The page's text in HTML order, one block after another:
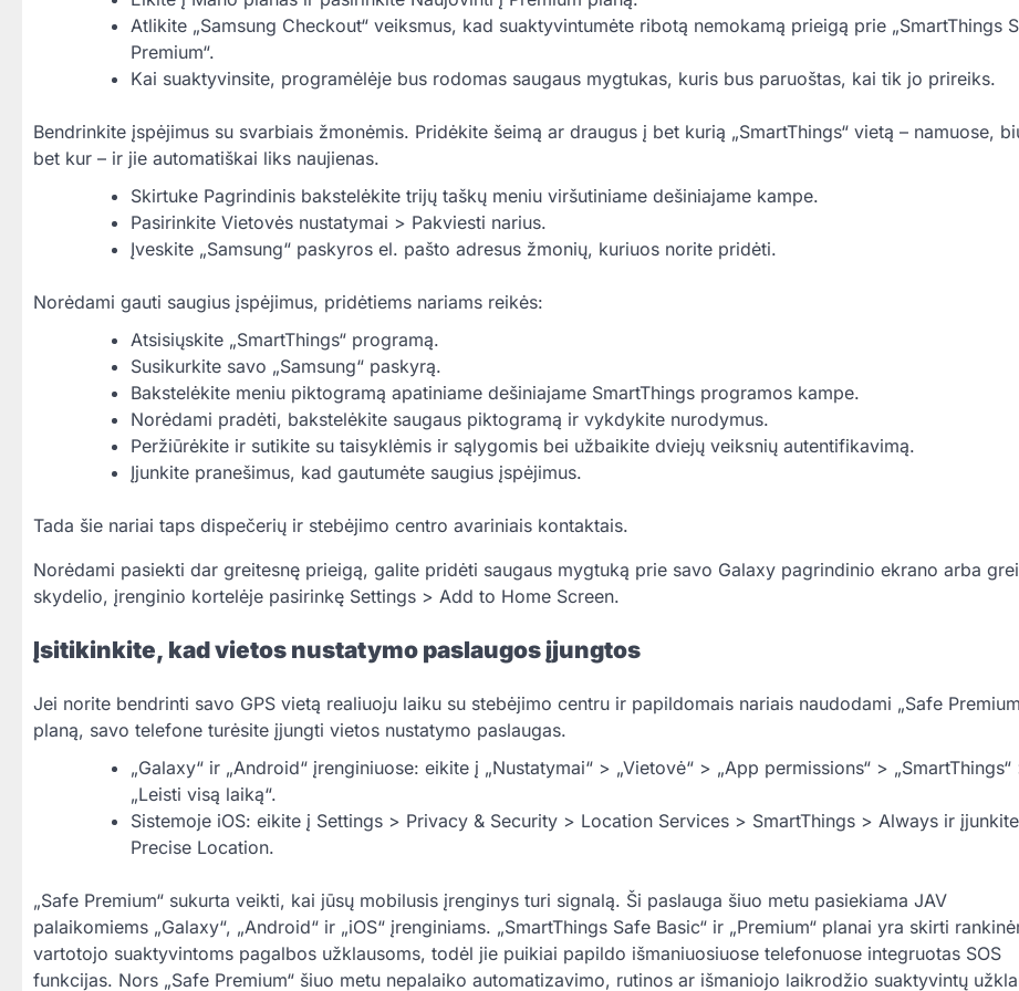
Atlikite „Samsung Checkout“ veiksmus, kad suaktyvintumėte ribotą nemokamą prieigą prie „SmartThings
Premium“.
Kai suaktyvinsite, programėlėje bus rodomas saugaus mygtukas, kuris bus paruoštas, kai tik jo prireiks.
Bendrinkite įspėjimus su svarbiais žmonėmis. Pridėkite šeimą ar draugus į bet kurią „SmartThings“ vietą – namuose,
bet kur – ir jie automatiškai liks naujienas.
Skirtuke Pagrindinis bakstelėkite trijų taškų meniu viršutiniame dešiniajame kampe.
Pasirinkite Vietovės nustatymai > Pakviesti narius.
Įveskite „Samsung“ paskyros el. pašto adresus žmonių, kuriuos norite pridėti.
Norėdami gauti saugius įspėjimus, pridėtiems nariams reikės:
Atsisiųskite „SmartThings“ programą.
Susikurkite savo „Samsung“ paskyrą.
Bakstelėkite meniu piktogramą apatiniame dešiniajame SmartThings programos kampe.
Norėdami pradėti, bakstelėkite saugaus piktogramą ir vykdykite nurodymus.
Peržiūrėkite ir sutikite su taisyklėmis ir sąlygomis bei užbaikite dviejų veiksnių autentifikavimą.
Įjunkite pranešimus, kad gautumėte saugius įspėjimus.
Tada šie nariai taps dispečerių ir stebėjimo centro avariniais kontaktais.
Norėdami pasiekti dar greitesnę prieigą, galite pridėti saugaus mygtuką prie savo Galaxy pagrindinio ekrano arba
skydelio, įrenginio kortelėje pasirinkę Settings > Add to Home Screen.
Įsitikinkite, kad vietos nustatymo paslaugos įjungtos
Jei norite bendrinti savo GPS vietą realiuoju laiku su stebėjimo centru ir papildomais nariais naudodami „Safe
planą, savo telefone turėsite įjungti vietos nustatymo paslaugas.
„Galaxy“ ir „Android“ įrenginiuose: eikite į „Nustatymai“ > „Vietovė“ > „App permissions“ > „SmartThings“
„Leisti visą laiką“.
Sistemoje iOS: eikite į Settings > Privacy & Security > Location Services > SmartThings > Always ir įjunkite
Precise Location.
„Safe Premium“ sukurta veikti, kai jūsų mobilusis įrenginys turi signalą. Ši paslauga šiuo metu pasiekiama JAV
palaikomiems „Galaxy“, „Android“ ir „iOS“ įrenginiams. „SmartThings Safe Basic“ ir „Premium“ planai yra skirti
vartotojo suaktyvintoms pagalbos užklausoms, todėl jie puikiai papildo išmaniuosiuose telefonuose integruotas SOS
funkcijas. Nors „Safe Premium“ šiuo metu nepalaiko automatizavimo, rutinos ar išmaniojo laikrodžio suaktyvintų